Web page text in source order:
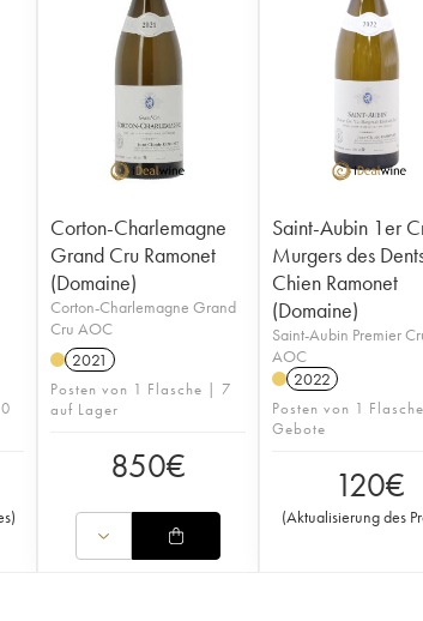
)
Corton-Charlemagne
Grand Cru Ramonet
(Domaine)
Corton-Charlemagne Grand
Cru AOC
2021
Posten von 1 Flasche | 7
auf Lager
850€
Saint-Aubin 1er
Murgers des
Chien Ramonet
(Domaine)
Saint-Aubin Premier
AOC
2022
Posten von 1
Gebote
120€
(Aktualisierung des